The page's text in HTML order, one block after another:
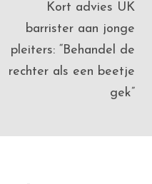
Kort advies UK
barrister aan jonge
pleiters: “Behandel de
rechter als een beetje
gek”